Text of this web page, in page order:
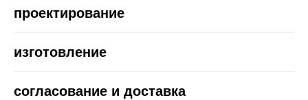
проектирование
изготовление
согласование и доставка